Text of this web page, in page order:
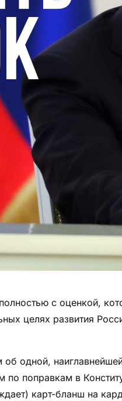
с оценкой,
целях развития
об одной,
по поправкам в
карт-бланш на